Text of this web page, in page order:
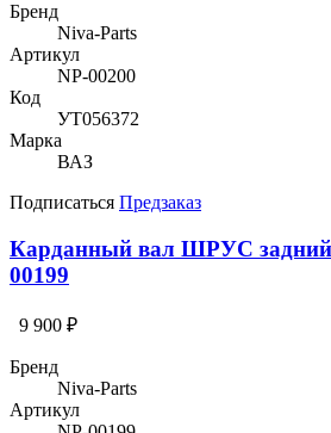
Бренд
Niva-Parts
Артикул
NP-00200
Код
УТ056372
Марка
ВАЗ
Подписаться Предзаказ
Карданный вал ШРУС задний
00199
9 900 ₽
Бренд
Niva-Parts
Артикул